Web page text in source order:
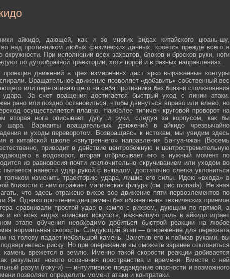
айкидо, дающей, как и во многих видах китайского цюань-шу,
над противником любых физических данных, кроется прежде всего в
окружности. При исполнении всех захватов, блоков и бросков руки, ноги
по дугообразной траектории, хотя порой и в разных направлениях.
проекция движений в трех измерениях даст ярко выраженные контуры
Вращательное движение позволяет «добавить» собственный вес
или перетягивающего на себя противника без боязни столкновения
удара. За счет вращения достигается быстрый уход с линии атаки.
рано или поздно остановиться, чтобы двинуться вправо или влево, но
осуществляется плавно. Наиболее типичен круговой проворот на
вторая нога описывает дугу и руки, следуя за корпусом, как бы
шара. Варианты вращательных движений в айкидо чрезвычайно
и уходы переворотом. Возвращаясь к истокам, мы увидим здесь
в китайской школе «внутреннего» направления Ба-гуа-чжан (Восемь
приводит в действие центробежную и центростремительную
в водоворот, вторая отбрасывает его в нужный момент по
из равновесия почти исключительно скручиванием или уходом во
нанести удар рукой с выпадом, достаточно слегка уклониться
толчком изменить траекторию удара, лишив его силы. Идею «входа» в
близости с ним отражает магическая фигура (см. рис monada). Не зная
что здесь отражено вихре вое движение пяти первоэлементов по
Ян. Однако прочтение диаграммы без обозначения технических приемов
сравнивали простой удар в кэмпо с вихрем, дующим по прямой, а
во всех видах воинских искусств, важнейшую роль в айкидо играет
этапе обучения необходимо добиться быстрой реакции на любое
нормальная скорость. Следующий этап — опережение для перехвата
на голову падает небольшой камень. Заметив его и поймав руками, вы
риску. Но при опережении вы сможете заранее отклониться
врежется в землю. Именно такой скорости реакции добивается
результат нового осознания пространства и времени. Вместе с ней
разум (гоку-и) — интуитивное предвидение опасности и возможного
позволяет определить момент атаки и контратаки.